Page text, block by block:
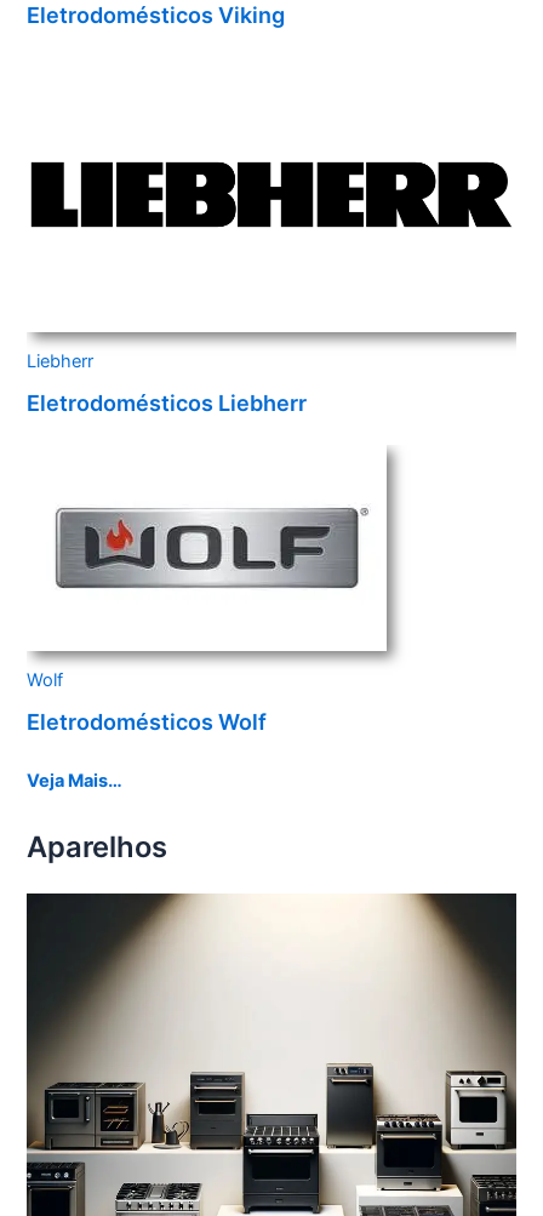
Eletrodomésticos Viking
Liebherr
Eletrodomésticos Liebherr
Wolf
Eletrodomésticos Wolf
Veja Mais…
Aparelhos